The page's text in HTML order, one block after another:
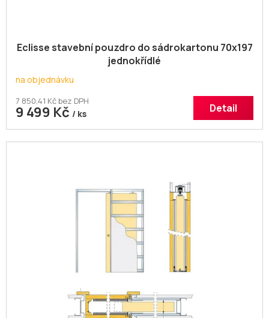
Eclisse stavební pouzdro do sádrokartonu 70x197
jednokřídlé
na objednávku
7 850,41 Kč bez DPH
9 499 Kč / ks Detail